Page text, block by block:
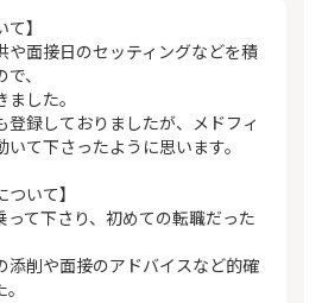
】
や面接日のセッティングなどを積
、
した。
登録しておりましたが、メドフィ
て下さったように思います。
いて】
て下さり、初めての転職だった
添削や面接のアドバイスなど的確